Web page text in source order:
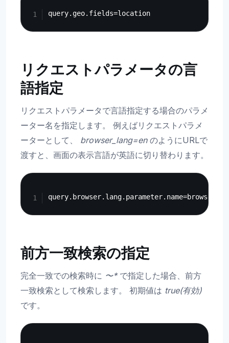
リクエストパラメータの言
語指定
リクエストパラメータで言語指定する場合のパラメ
ーター名を指定します。 例えばリクエストパラメ
ーターとして、 browser_lang=enのようにURLで
渡すと、画面の表示言語が英語に切り替わります。
前方一致検索の指定
完全一致での検索時に 〜*で指定した場合、前方
一致検索として検索します。 初期値は true(有効)
です。